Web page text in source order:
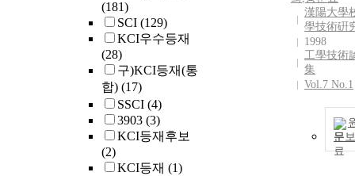
(181)
SCI (129)
KCI우수등재
(28)
구)KCI등재(통
합) (17)
SSCI (4)
3903 (3)
KCI등재후보
(2)
KCI등재 (1)
漢陽大學
學技術硏
1998
工學技術
集
Vol.7 No.1
문